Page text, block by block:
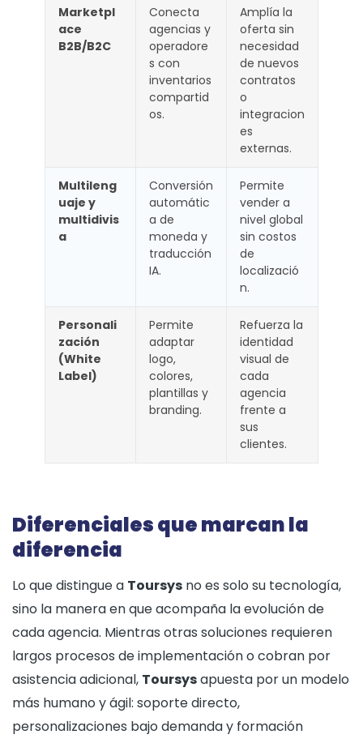
Marketpl
ace
B2B/B2C
Conecta
agencias y
operadore
s con
inventarios
compartid
os.
Amplía la
oferta sin
necesidad
de nuevos
contratos
o
integracion
es
externas.
Multileng
uaje y
multidivis
a
Conversión
automátic
a de
moneda y
traducción
IA.
Permite
vender a
nivel global
sin costos
de
localizació
n.
Personali
zación
(White
Label)
Permite
adaptar
logo,
colores,
plantillas y
branding.
Refuerza la
identidad
visual de
cada
agencia
frente a
sus
clientes.
Diferenciales que marcan la
diferencia
Lo que distingue a Toursys no es solo su tecnología,
sino la manera en que acompaña la evolución de
cada agencia. Mientras otras soluciones requieren
largos procesos de implementación o cobran por
asistencia adicional, Toursysapuesta por un modelo
más humano y ágil: soporte directo,
personalizaciones bajo demanda y formación